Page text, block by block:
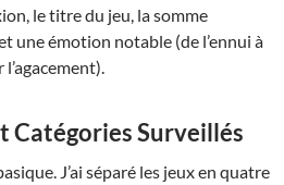
le titre du jeu, la somme
une émotion notable (de l’ennui à
Catégories Surveillés
J’ai séparé les jeux en quatre